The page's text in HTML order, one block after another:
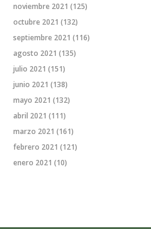
noviembre 2021 (125)
octubre 2021 (132)
septiembre 2021 (116)
agosto 2021 (135)
julio 2021 (151)
junio 2021 (138)
mayo 2021 (132)
abril 2021 (111)
marzo 2021 (161)
febrero 2021 (121)
enero 2021 (10)